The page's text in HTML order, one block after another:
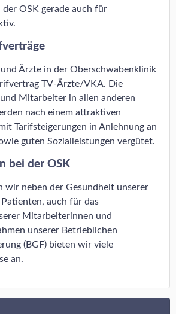
der OSK gerade auch für
Ärzte in der Oberschwabenklinik
TV-Ärzte/VKA. Die
Mitarbeiter in allen anderen
nach einem attraktiven
Tarifsteigerungen in Anlehnung an
guten Sozialleistungen vergütet.
bei der OSK
wir neben der Gesundheit unserer
auch für das
Mitarbeiterinnen und
unserer Betrieblichen
(BGF) bieten wir viele
an.